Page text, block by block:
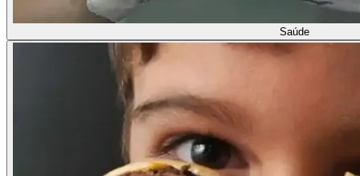
Saúde